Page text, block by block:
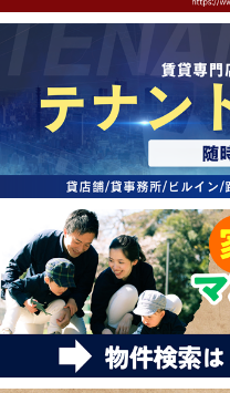
ハウスメーカー施工特集！
路線·駅から探す
IT重説について
スタッフ紹介
賃貸管理の北白川店
店舗情報·アクセス
会社概要